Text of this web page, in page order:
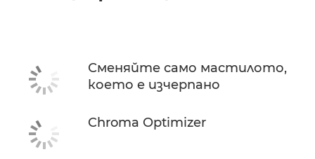
Сменяйте само мастилото,
което е изчерпано
Chroma Optimizer